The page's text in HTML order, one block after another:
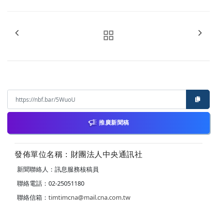
推廣新聞稿
發佈單位名稱：財團法人中央通訊社
新聞聯絡人：訊息服務核稿員
聯絡電話：02-25051180
聯絡信箱： timtimcna@mail.cna.com.tw